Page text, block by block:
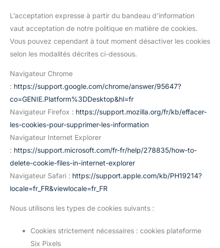
L’acceptation expresse à partir du bandeau d’information
vaut acceptation de notre politique en matière de cookies.
Vous pouvez cependant à tout moment désactiver les cookies
selon les modalités décrites ci-dessous.
Navigateur Chrome
: https://support.google.com/chrome/answer/95647?
co=GENIE.Platform%3DDesktop&hl=fr
Navigateur Firefox : https://support.mozilla.org/fr/kb/effacer-
les-cookies-pour-supprimer-les-information
Navigateur Internet Explorer
: https://support.microsoft.com/fr-fr/help/278835/how-to-
delete-cookie-files-in-internet-explorer
Navigateur Safari : https://support.apple.com/kb/PH19214?
locale=fr_FR&viewlocale=fr_FR
Nous utilisons les types de cookies suivants :
Cookies strictement nécessaires : cookies plateforme
Six Pixels